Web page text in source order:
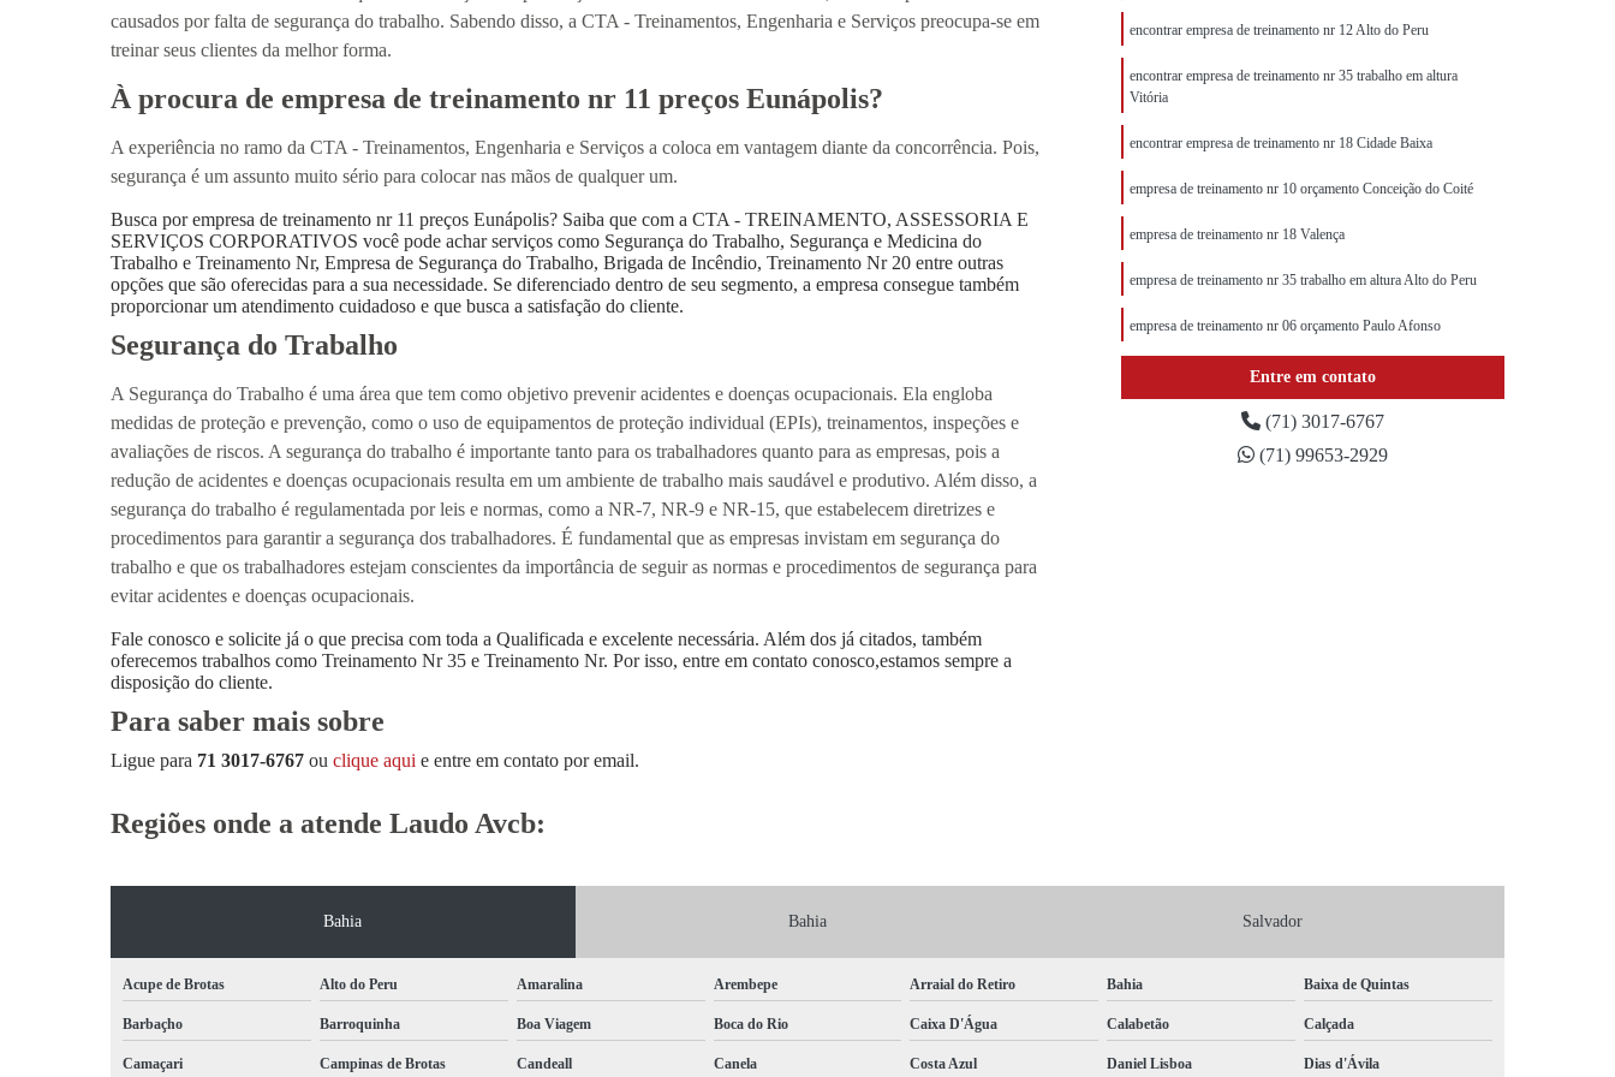
causados por falta de segurança do trabalho. Sabendo disso, a CTA - Treinamentos, Engenharia e Serviços preocupa-se em
treinar seus clientes da melhor forma.
À procura de empresa de treinamento nr 11 preços Eunápolis?
A experiência no ramo da CTA - Treinamentos, Engenharia e Serviços a coloca em vantagem diante da concorrência. Pois,
segurança é um assunto muito sério para colocar nas mãos de qualquer um.
Busca por empresa de treinamento nr 11 preços Eunápolis? Saiba que com a CTA - TREINAMENTO, ASSESSORIA E
SERVIÇOS CORPORATIVOS você pode achar serviços como Segurança do Trabalho, Segurança e Medicina do
Trabalho e Treinamento Nr, Empresa de Segurança do Trabalho, Brigada de Incêndio, Treinamento Nr 20 entre outras
opções que são oferecidas para a sua necessidade. Se diferenciado dentro de seu segmento, a empresa consegue também
proporcionar um atendimento cuidadoso e que busca a satisfação do cliente.
Segurança do Trabalho
A Segurança do Trabalho é uma área que tem como objetivo prevenir acidentes e doenças ocupacionais. Ela engloba
medidas de proteção e prevenção, como o uso de equipamentos de proteção individual (EPIs), treinamentos, inspeções e
avaliações de riscos. A segurança do trabalho é importante tanto para os trabalhadores quanto para as empresas, pois a
redução de acidentes e doenças ocupacionais resulta em um ambiente de trabalho mais saudável e produtivo. Além disso, a
segurança do trabalho é regulamentada por leis e normas, como a NR-7, NR-9 e NR-15, que estabelecem diretrizes e
procedimentos para garantir a segurança dos trabalhadores. É fundamental que as empresas invistam em segurança do
trabalho e que os trabalhadores estejam conscientes da importância de seguir as normas e procedimentos de segurança para
evitar acidentes e doenças ocupacionais.
Fale conosco e solicite já o que precisa com toda a Qualificada e excelente necessária. Além dos já citados, também
oferecemos trabalhos como Treinamento Nr 35 e Treinamento Nr. Por isso, entre em contato conosco,estamos sempre a
disposição do cliente.
Para saber mais sobre
Ligue para 71 3017-6767 ou clique aqui e entre em contato por email.
encontrar empresa de treinamento nr 12 Alto do Peru
encontrar empresa de treinamento nr 35 trabalho em altura
Vitória
encontrar empresa de treinamento nr 18 Cidade Baixa
empresa de treinamento nr 10 orçamento Conceição do Coité
empresa de treinamento nr 18 Valença
empresa de treinamento nr 35 trabalho em altura Alto do Peru
empresa de treinamento nr 06 orçamento Paulo Afonso
Entre em contato
(71) 3017-6767
(71) 99653-2929
Regiões onde a atende Laudo Avcb:
Bahia Bahia Salvador
Acupe de Brotas Alto do Peru Amaralina Arembepe Arraial do Retiro Bahia Baixa de Quintas
Barbaçho Barroquinha Boa Viagem Boca do Rio Caixa D'Água Calabetão Calçada
Camaçari Campinas de Brotas Candeall Canela Costa Azul Daniel Lisboa Dias d'Ávila